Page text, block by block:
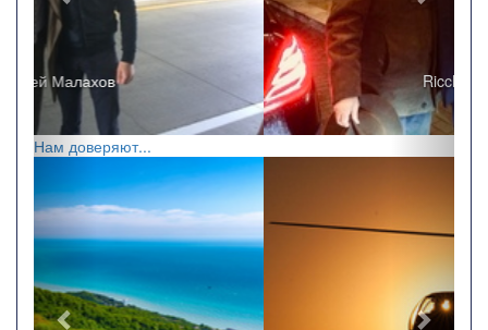
Ricchi e Poveri
Нам доверяют...
Назад